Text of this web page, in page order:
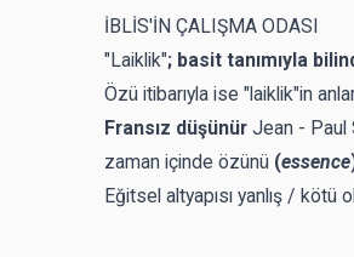
İBLİS'İN ÇALIŞMA ODASI
"Laiklik"; basit tanımıyla
Özü itibarıyla ise "laiklik"in
Fransız düşünür Jean - Paul
zaman içinde özünü (essence
Eğitsel altyapısı yanlış / kötü